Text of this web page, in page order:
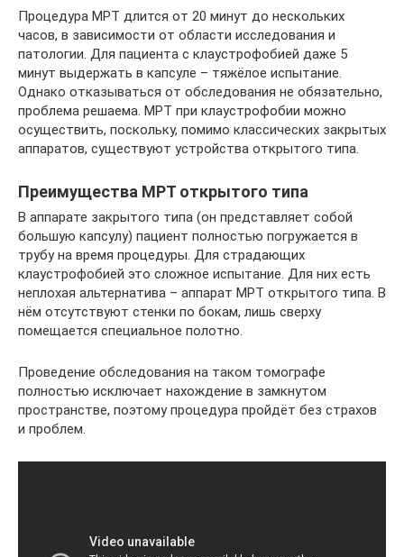
Процедура МРТ длится от 20 минут до нескольких
часов, в зависимости от области исследования и
патологии. Для пациента с клаустрофобией даже 5
минут выдержать в капсуле – тяжёлое испытание.
Однако отказываться от обследования не обязательно,
проблема решаема. МРТ при клаустрофобии можно
осуществить, поскольку, помимо классических закрытых
аппаратов, существуют устройства открытого типа.
Преимущества МРТ открытого типа
В аппарате закрытого типа (он представляет собой
большую капсулу) пациент полностью погружается в
трубу на время процедуры. Для страдающих
клаустрофобией это сложное испытание. Для них есть
неплохая альтернатива – аппарат МРТ открытого типа. В
нём отсутствуют стенки по бокам, лишь сверху
помещается специальное полотно.
Проведение обследования на таком томографе
полностью исключает нахождение в замкнутом
пространстве, поэтому процедура пройдёт без страхов
и проблем.